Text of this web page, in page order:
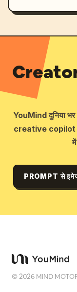
YouMind दुनिया भर
creative copilot
PROMPT से
©2026 MIND